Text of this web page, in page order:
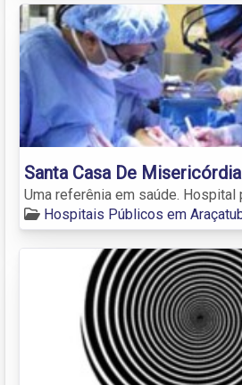
Santa Casa De
Uma referênia em saúde. Hospital
Hospitais Públicos em